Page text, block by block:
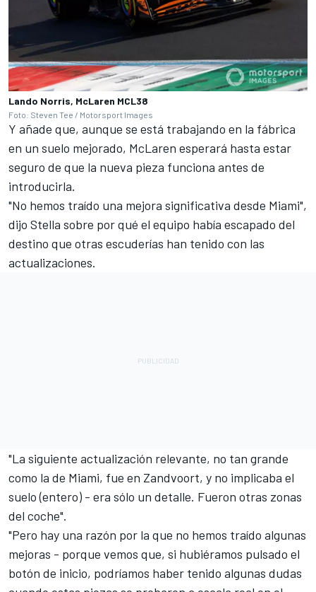
Lando Norris, McLaren MCL38
Foto: Steven Tee / Motorsport Images
Y añade que, aunque se está trabajando en la fábrica
en un suelo mejorado, McLaren esperará hasta estar
seguro de que la nueva pieza funciona antes de
introducirla.
"No hemos traído una mejora significativa desde Miami",
dijo Stella sobre por qué el equipo había escapado del
destino que otras escuderías han tenido con las
actualizaciones.
"La siguiente actualización relevante, no tan grande
como la de Miami, fue en Zandvoort, y no implicaba el
suelo (entero) - era sólo un detalle. Fueron otras zonas
del coche".
"Pero hay una razón por la que no hemos traído algunas
mejoras - porque vemos que, si hubiéramos pulsado el
botón de inicio, podríamos haber tenido algunas dudas